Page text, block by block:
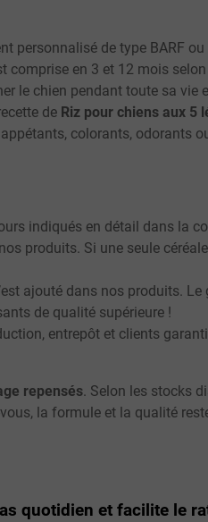
de type BARF
en 3 et 12 mois
le chien pendant toute sa
de Riz pour chiens aux 5
colorants,
indiqués en détail dans la
produits. Si une seule
ajouté dans nos produits.
de qualité supérieure !
entrepôt et clients
repensés. Selon les stocks
la formule et la qualité
quotidien et facilite le